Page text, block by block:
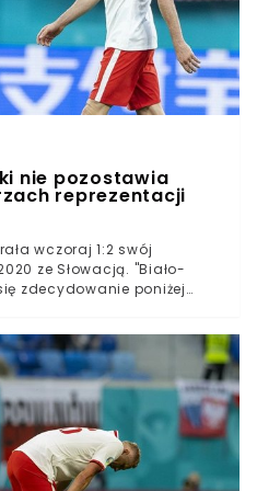
w drużynie może
przez Marko
rywala. Wiadomo, co
uwierzyć.
nie pozostawia
reprezentacji
wczoraj 1:2 swój
ze Słowacją. "Biało-
zdecydowanie poniżej
odniósł się także
"Skończmy z
podań". Reprezentacja
1:2Gra "Biało-Czerwonych"
była fatalna Włodzimierz
słabą formą naszego
to nie będzie kolejna
reprezentacja Polski nie